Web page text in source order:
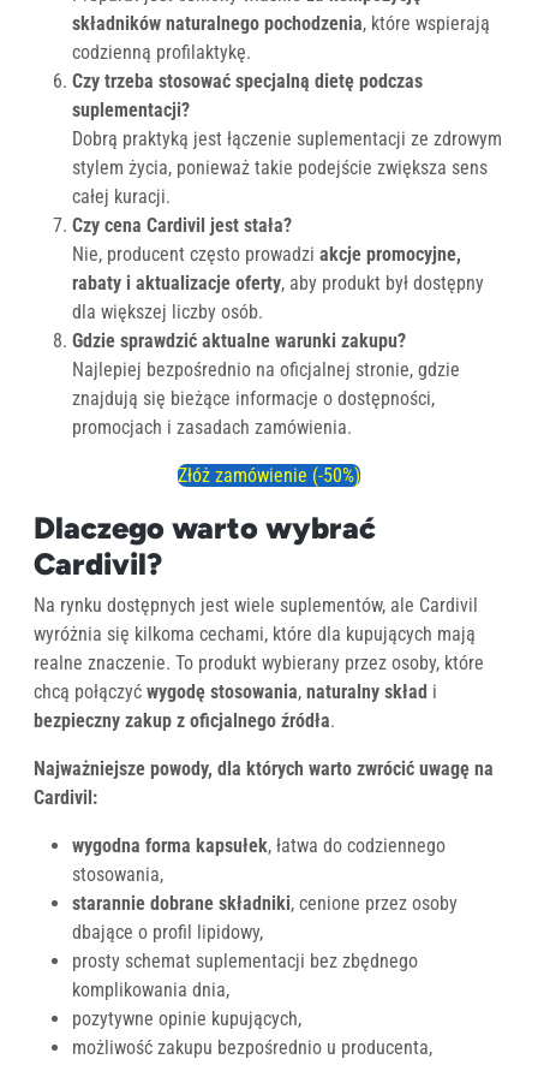
składników naturalnego pochodzenia, które wspierają
codzienną profilaktykę.
Czy trzeba stosować specjalną dietę podczas
suplementacji?
Dobrą praktyką jest łączenie suplementacji ze zdrowym
stylem życia, ponieważ takie podejście zwiększa sens
całej kuracji.
Czy cena Cardivil jest stała?
Nie, producent często prowadzi akcje promocyjne,
rabaty i aktualizacje oferty, aby produkt był dostępny
dla większej liczby osób.
Gdzie sprawdzić aktualne warunki zakupu?
Najlepiej bezpośrednio na oficjalnej stronie, gdzie
znajdują się bieżące informacje o dostępności,
promocjach i zasadach zamówienia.
Złóż zamówienie (-50%)
Dlaczego warto wybrać
Cardivil?
Na rynku dostępnych jest wiele suplementów, ale Cardivil
wyróżnia się kilkoma cechami, które dla kupujących mają
realne znaczenie. To produkt wybierany przez osoby, które
chcą połączyć wygodę stosowania, naturalny skład i
bezpieczny zakup z oficjalnego źródła.
Najważniejsze powody, dla których warto zwrócić uwagę na
Cardivil:
wygodna forma kapsułek, łatwa do codziennego
stosowania,
starannie dobrane składniki, cenione przez osoby
dbające o profil lipidowy,
prosty schemat suplementacji bez zbędnego
komplikowania dnia,
pozytywne opinie kupujących,
możliwość zakupu bezpośrednio u producenta,